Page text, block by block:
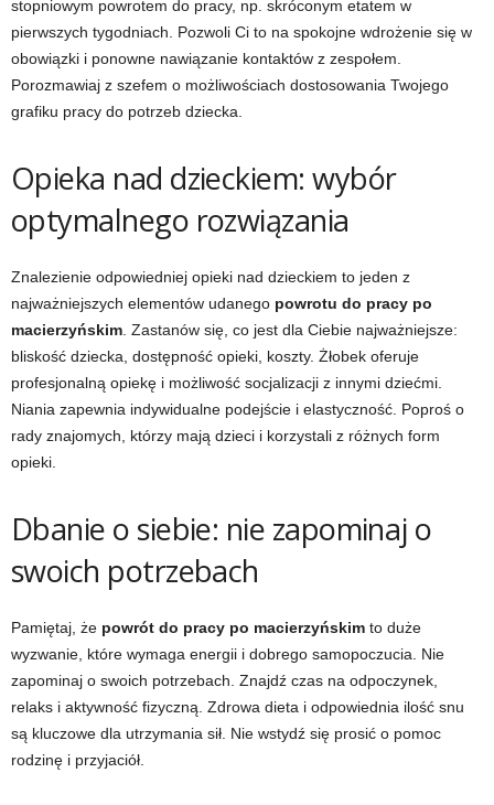
stopniowym powrotem do pracy, np. skróconym etatem w
pierwszych tygodniach. Pozwoli Ci to na spokojne wdrożenie się w
obowiązki i ponowne nawiązanie kontaktów z zespołem.
Porozmawiaj z szefem o możliwościach dostosowania Twojego
grafiku pracy do potrzeb dziecka.
Opieka nad dzieckiem: wybór
optymalnego rozwiązania
Znalezienie odpowiedniej opieki nad dzieckiem to jeden z
najważniejszych elementów udanego powrotu do pracy po
macierzyńskim . Zastanów się, co jest dla Ciebie najważniejsze:
bliskość dziecka, dostępność opieki, koszty. Żłobek oferuje
profesjonalną opiekę i możliwość socjalizacji z innymi dziećmi.
Niania zapewnia indywidualne podejście i elastyczność. Poproś o
rady znajomych, którzy mają dzieci i korzystali z różnych form
opieki.
Dbanie o siebie: nie zapominaj o
swoich potrzebach
Pamiętaj, że powrót do pracy po macierzyńskim to duże
wyzwanie, które wymaga energii i dobrego samopoczucia. Nie
zapominaj o swoich potrzebach. Znajdź czas na odpoczynek,
relaks i aktywność fizyczną. Zdrowa dieta i odpowiednia ilość snu
są kluczowe dla utrzymania sił. Nie wstydź się prosić o pomoc
rodzinę i przyjaciół.